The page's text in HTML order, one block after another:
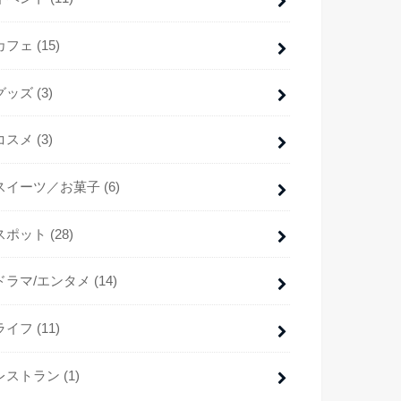
フェ (15)
ッズ (3)
スメ (3)
イーツ／お菓子 (6)
ポット (28)
ラマ/エンタメ (14)
イフ (11)
ストラン (1)